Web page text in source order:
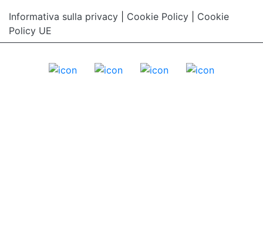
Informativa sulla privacy
Cookie Policy
Cookie
Policy UE